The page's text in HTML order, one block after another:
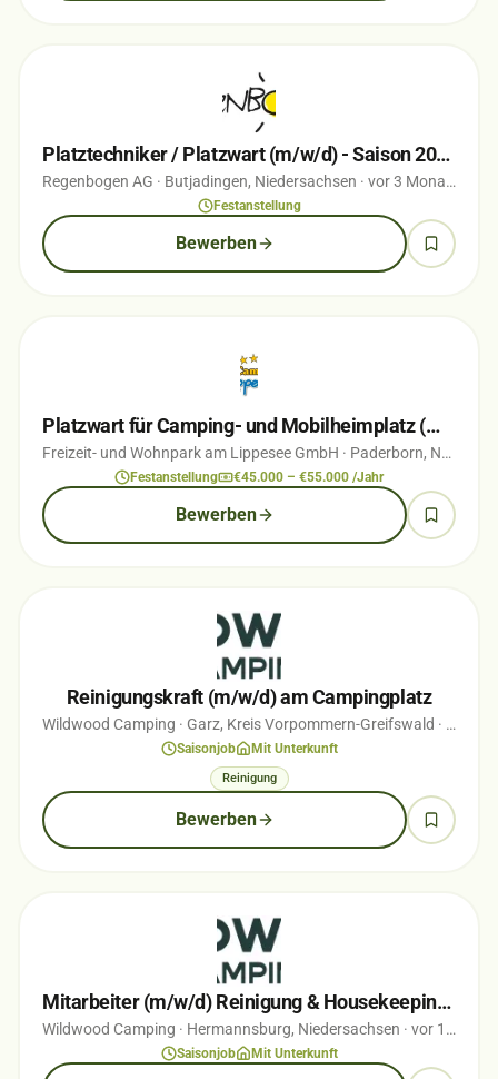
Platztechniker / Platzwart (m/w/d) - Saison 2026
Regenbogen AG · Butjadingen, Niedersachsen · vor 3 Monaten
Festanstellung
Bewerben
Platzwart für Camping- und Mobilheimplatz (m/w/d)
Freizeit- und Wohnpark am Lippesee GmbH · Paderborn, Nordrhein-Westfalen
Festanstellung €45.000 – €55.000 /Jahr
Bewerben
Reinigungskraft (m/w/d) am Campingplatz
Wildwood Camping · Garz, Kreis Vorpommern-Greifswald · vor 3 Monaten
Saisonjob Mit Unterkunft
Reinigung
Bewerben
Mitarbeiter (m/w/d) Reinigung & Housekeeping – Campingplatz - Saison 2026
Wildwood Camping · Hermannsburg, Niedersachsen · vor 1 Monaten
Saisonjob Mit Unterkunft